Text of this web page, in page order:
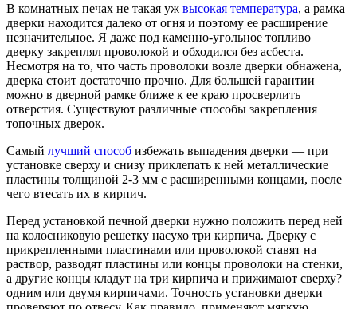
В комнатных печах не такая уж высокая температура, а рамка
дверки находится далеко от огня и поэтому ее расширение
незначительное. Я даже под каменно-угольное топливо
дверку закреплял проволокой и обходился без асбеста.
Несмотря на то, что часть проволоки возле дверки обнажена,
дверка стоит достаточно прочно. Для большей гарантии
можно в дверной рамке ближе к ее краю просверлить
отверстия. Существуют различные способы закрепления
топочных дверок.
Самый лучший способ избежать выпадения дверки — при
установке сверху и снизу приклепать к ней металлические
пластины толщиной 2-3 мм с расширенными концами, после
чего втесать их в кирпич.
Перед установкой печной дверки нужно положить перед ней
на колосниковую решетку насухо три кирпича. Дверку с
прикрепленными пластинами или проволокой ставят на
раствор, разводят пластины или концы проволоки на стенки,
а другие концы кладут на три кирпича и прижимают сверху?
одним или двумя кирпичами. Точность установки дверки